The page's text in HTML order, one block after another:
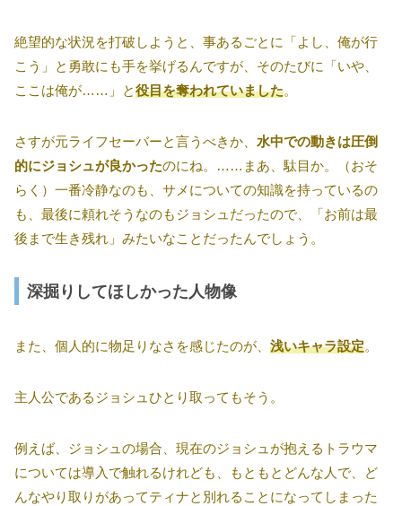
絶望的な状況を打破しようと、事あるごとに「よし、俺が行
こう」と勇敢にも手を挙げるんですが、そのたびに「いや、
ここは俺が……」と役目を奪われていました。
さすが元ライフセーバーと言うべきか、 水中での動きは圧倒
的にジョシュが良かったのにね。……まあ、駄目か。（おそ
らく）一番冷静なのも、サメについての知識を持っているの
も、最後に頼れそうなのもジョシュだったので、「お前は最
後まで生き残れ」みたいなことだったんでしょう。
深掘りしてほしかった人物像
また、個人的に物足りなさを感じたのが、 浅いキャラ設定。
主人公であるジョシュひとり取ってもそう。
例えば、ジョシュの場合、現在のジョシュが抱えるトラウマ
については導入で触れるけれども、もともとどんな人で、ど
んなやり取りがあってティナと別れることになってしまった